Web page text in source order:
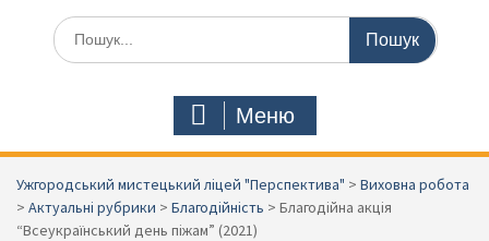
Шукати:
Меню
Ужгородський мистецький ліцей "Перспектива" > Виховна робота
> Актуальні рубрики > Благодійність > Благодійна акція
“Всеукраїнський день піжам” (2021)